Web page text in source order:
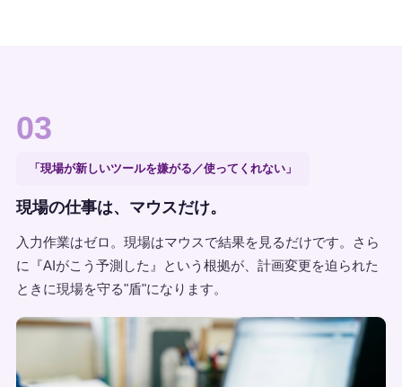
03
「現場が新しいツールを嫌がる／使ってくれない」
現場の仕事は、マウスだけ。
入力作業はゼロ。現場はマウスで結果を見るだけです。さら
に『AIがこう予測した』という根拠が、計画変更を迫られた
ときに現場を守る"盾"になります。